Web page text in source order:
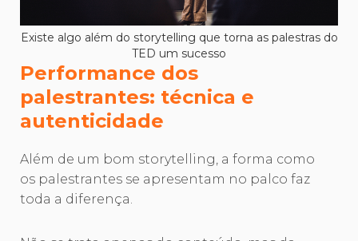
Existe algo além do storytelling que torna as palestras do
TED um sucesso
Performance dos
palestrantes: técnica e
autenticidade
Além de um bom storytelling, a forma como
os palestrantes se apresentam no palco faz
toda a diferença.